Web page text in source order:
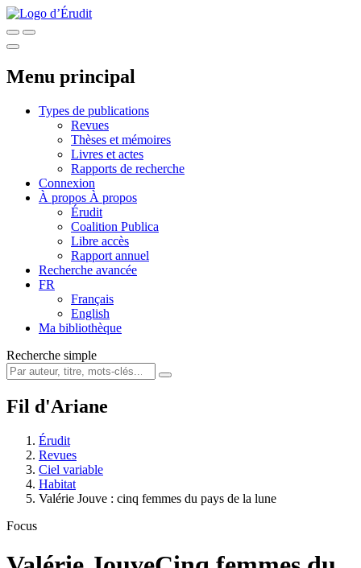
Menu principal
Types de publications
Revues
Thèses et mémoires
Livres et actes
Rapports de recherche
Connexion
À propos À propos
Érudit
Coalition Publica
Libre accès
Rapport annuel
Recherche avancée
FR
Français
English
Ma bibliothèque
Recherche simple
Fil d'Ariane
Érudit
Revues
Ciel variable
Habitat
Valérie Jouve : cinq femmes du pays de la lune
Focus